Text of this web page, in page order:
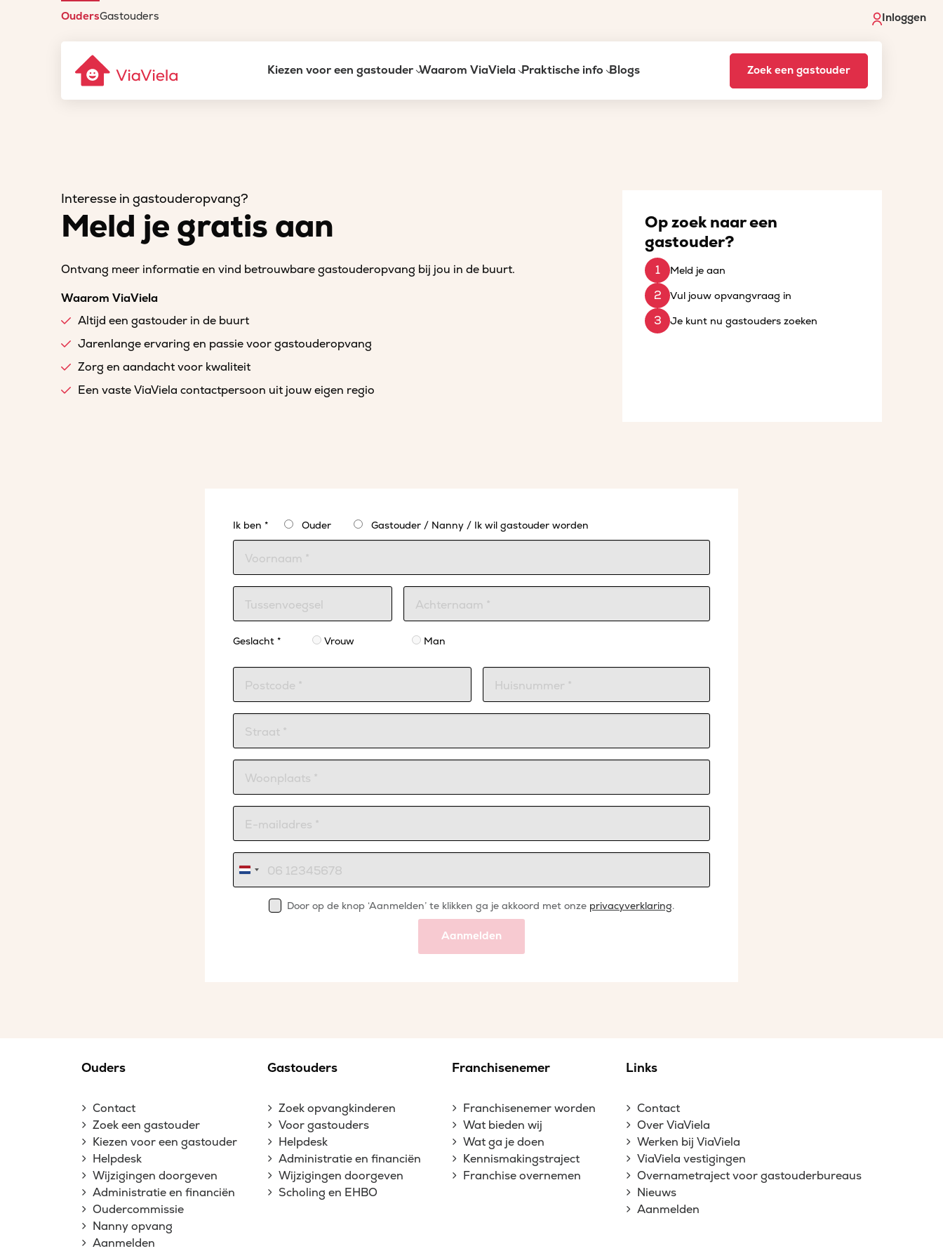
OudersGastouders Inloggen
Kiezen voor een gastouder Waarom ViaViela Praktische info Blogs Zoek een gastouder
Interesse in gastouderopvang?
Meld je gratis aan
Ontvang meer informatie en vind betrouwbare gastouderopvang bij jou in de buurt.
Waarom ViaViela
Altijd een gastouder in de buurt
Jarenlange ervaring en passie voor gastouderopvang
Zorg en aandacht voor kwaliteit
Een vaste ViaViela contactpersoon uit jouw eigen regio
Op zoek naar een
gastouder?
Meld je aan
Vul jouw opvangvraag in
Je kunt nu gastouders zoeken
Ik ben * Ouder Gastouder / Nanny / Ik wil gastouder worden
Geslacht * Vrouw Man
Nederland
+31
Door op de knop ‘Aanmelden’ te klikken ga je akkoord met onze privacyverklaring.
Aanmelden
Ouders
Contact
Zoek een gastouder
Kiezen voor een gastouder
Helpdesk
Wijzigingen doorgeven
Administratie en financiën
Oudercommissie
Nanny opvang
Aanmelden
Gastouders
Zoek opvangkinderen
Voor gastouders
Helpdesk
Administratie en financiën
Wijzigingen doorgeven
Scholing en EHBO
Franchisenemer
Franchisenemer worden
Wat bieden wij
Wat ga je doen
Kennismakingstraject
Franchise overnemen
Links
Contact
Over ViaViela
Werken bij ViaViela
ViaViela vestigingen
Overnametraject voor gastouderbureaus
Nieuws
Aanmelden